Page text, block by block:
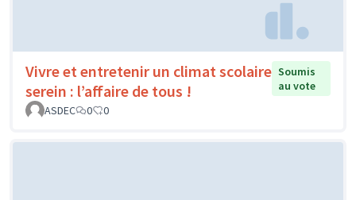
Vivre et entretenir un climat scolaire
serein : l’affaire de tous !
Soumis
au vote
ASDEC
0 0